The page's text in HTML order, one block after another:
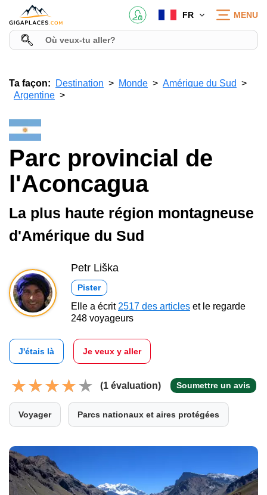
FR MENU
Ta façon: Destination Monde
Amérique du Sud
Argentine
Parc provincial de
l'Aconcagua
La plus haute région montagneuse
d'Amérique du Sud
Petr Liška
Pister
Elle a écrit 2517 des articles et le regarde
248 voyageurs
J'étais là Je veux y aller
(1 évaluation) Soumettre un avis
Voyager Parcs nationaux et aires protégées